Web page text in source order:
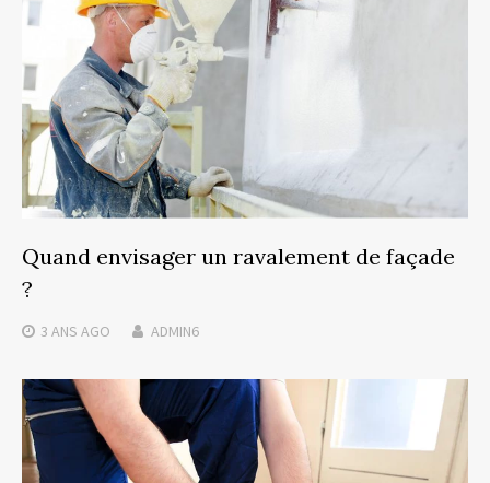
Quand envisager un ravalement de façade
?
3 ANS AGO ADMIN6